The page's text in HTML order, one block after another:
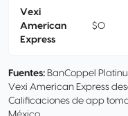
Vexi
American
Express
$0
Fuentes: BanCoppel
Vexi American Express
Calificaciones de app